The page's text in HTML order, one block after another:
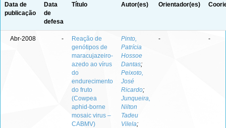
Data de
publicação
Data
de
defesa
Título Autor(es) Orientador(es)
Abr-2008 -
Reação de
genótipos de
maracujazeiro-
azedo ao vírus
do
endurecimento
do fruto
(Cowpea
aphid-borne
mosaic virus –
CABMV)
Pinto,
Patrícia
Hossoe
Dantas;
Peixoto,
José
Ricardo;
Junqueira,
Nilton
Tadeu
Vilela;
- -